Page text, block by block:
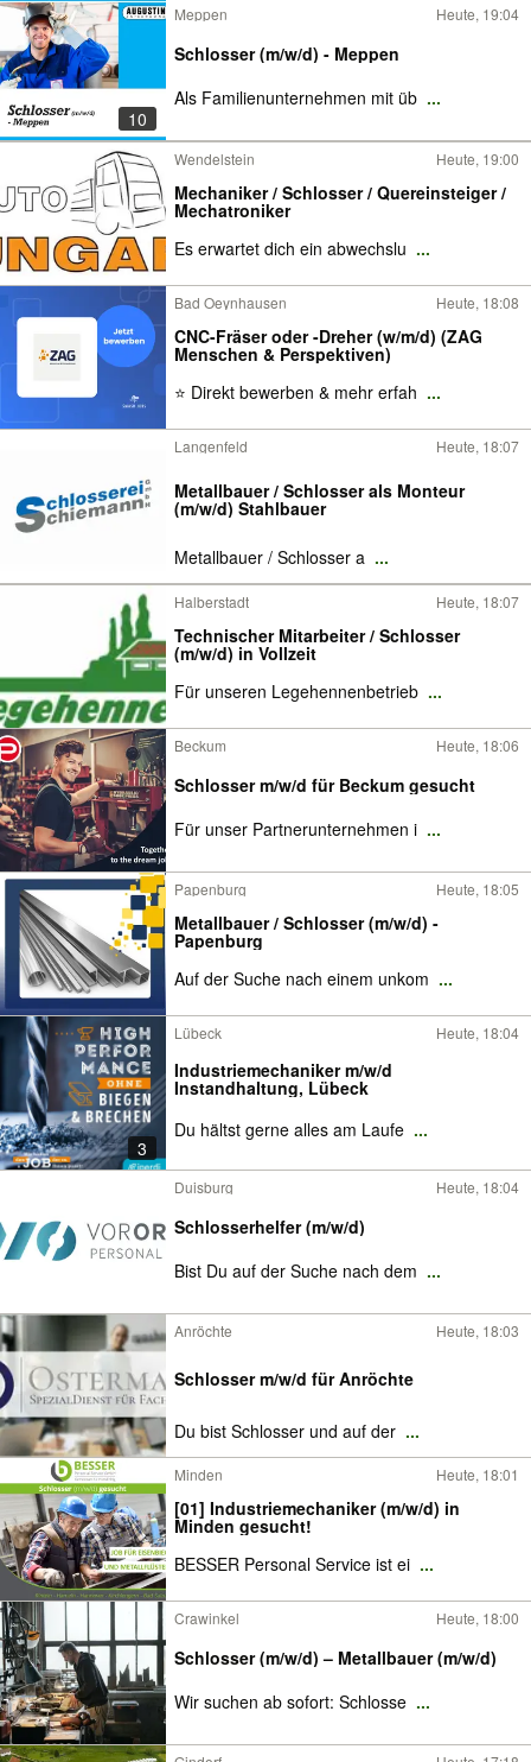
10
Meppen Heute, 19:04
Schlosser (m/w/d) - Meppen
Als Familienunternehmen mit üb ...
Wendelstein Heute, 19:00
Mechaniker / Schlosser / Quereinsteiger /
Mechatroniker
Es erwartet dich ein abwechslu ...
Bad Oeynhausen Heute, 18:08
CNC-Fräser oder -Dreher (w/m/d) (ZAG
Menschen & Perspektiven)
⭐ Direkt bewerben & mehr erfah ...
Langenfeld Heute, 18:07
Metallbauer / Schlosser als Monteur
(m/w/d) Stahlbauer
Metallbauer / Schlosser a ...
Halberstadt Heute, 18:07
Technischer Mitarbeiter / Schlosser
(m/w/d) in Vollzeit
Für unseren Legehennenbetrieb ...
Beckum Heute, 18:06
Schlosser m/w/d für Beckum gesucht
Für unser Partnerunternehmen i ...
Papenburg Heute, 18:05
Metallbauer / Schlosser (m/w/d) -
Papenburg
Auf der Suche nach einem unkom ...
3
Lübeck Heute, 18:04
Industriemechaniker m/w/d
Instandhaltung, Lübeck
Du hältst gerne alles am Laufe ...
Duisburg Heute, 18:04
Schlosserhelfer (m/w/d)
Bist Du auf der Suche nach dem ...
Anröchte Heute, 18:03
Schlosser m/w/d für Anröchte
Du bist Schlosser und auf der ...
Minden Heute, 18:01
[01] Industriemechaniker (m/w/d) in
Minden gesucht!
BESSER Personal Service ist ei ...
Crawinkel Heute, 18:00
Schlosser (m/w/d) – Metallbauer (m/w/d)
Wir suchen ab sofort: Schlosse ...